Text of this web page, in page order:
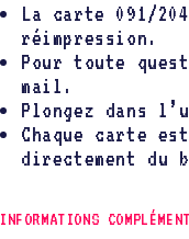
La carte 091/
réimpression.
Pour toute
mail.
Plongez dans
Chaque carte
directement
INFORMATIONS